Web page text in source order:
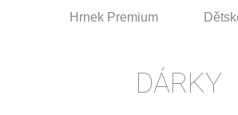
Hrnek Premium
DÁRKY